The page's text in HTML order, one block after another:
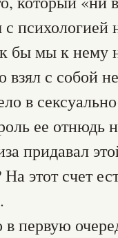
психологией
бы мы к нему
взял с собой
в
ее отнюдь
придавал
этот счет
первую